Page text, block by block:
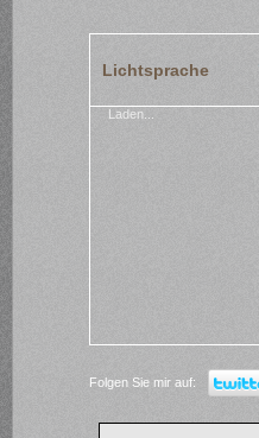
Lichtsprache
Laden...
Folgen Sie mir auf: